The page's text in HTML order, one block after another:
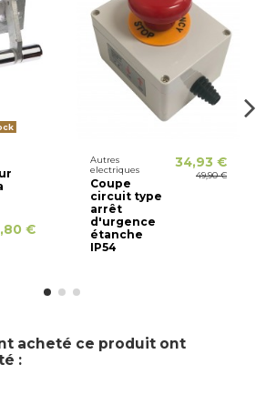
€
Autres
electriques
Coupe
circuit type
arrêt
d'urgence
étanche
IP54
34,93 €
49,90 €
acheté ce produit ont
: